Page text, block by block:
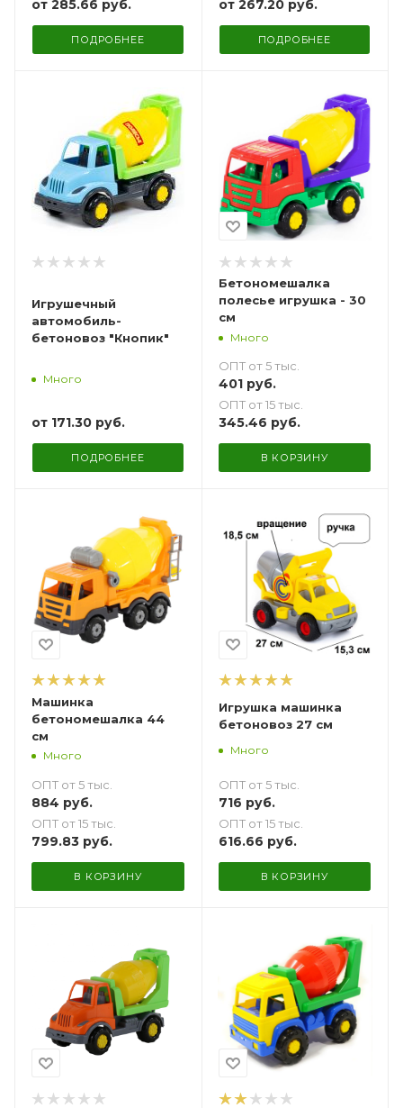
от 285.66 руб.
ПОДРОБНЕЕ
от 267.20 руб.
ПОДРОБНЕЕ
Игрушечный
автомобиль-
бетоновоз "Кнопик"
Много
от 171.30 руб.
ПОДРОБНЕЕ
Бетономешалка
полесье игрушка - 30
см
Много
ОПТ от 5 тыс.
401руб.
ОПТ от 15 тыс.
345.46 руб.
В КОРЗИНУ
Машинка
бетономешалка 44
см
Много
ОПТ от 5 тыс.
884 руб.
ОПТ от 15 тыс.
799.83 руб.
В КОРЗИНУ
Игрушка машинка
бетоновоз 27 см
Много
ОПТ от 5 тыс.
716 руб.
ОПТ от 15 тыс.
616.66 руб.
В КОРЗИНУ